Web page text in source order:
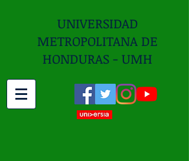
UNIVERSIDAD
METROPOLITANA DE
HONDURAS - UMH